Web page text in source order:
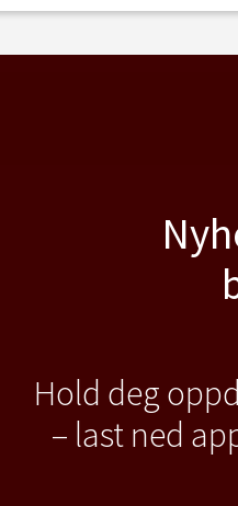
Hold deg
– last ned